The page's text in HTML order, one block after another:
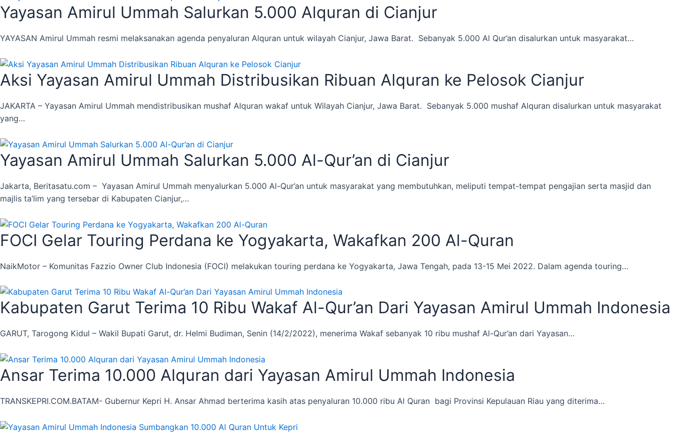
Yayasan Amirul Ummah Salurkan 5.000 Alquran di Cianjur
YAYASAN Amirul Ummah resmi melaksanakan agenda penyaluran Alquran untuk wilayah Cianjur, Jawa Barat. Sebanyak 5.000 Al Qur’an disalurkan untuk masyarakat…
Aksi Yayasan Amirul Ummah Distribusikan Ribuan Alquran ke Pelosok Cianjur
JAKARTA – Yayasan Amirul Ummah mendistribusikan mushaf Alquran wakaf untuk Wilayah Cianjur, Jawa Barat. Sebanyak 5.000 mushaf Alquran disalurkan untuk masyarakat
yang…
Yayasan Amirul Ummah Salurkan 5.000 Al-Qur’an di Cianjur
Jakarta, Beritasatu.com – Yayasan Amirul Ummah menyalurkan 5.000 Al-Qur’an untuk masyarakat yang membutuhkan, meliputi tempat-tempat pengajian serta masjid dan
majlis ta’lim yang tersebar di Kabupaten Cianjur,…
FOCI Gelar Touring Perdana ke Yogyakarta, Wakafkan 200 Al-Quran
NaikMotor – Komunitas Fazzio Owner Club Indonesia (FOCI) melakukan touring perdana ke Yogyakarta, Jawa Tengah, pada 13-15 Mei 2022. Dalam agenda touring…
Kabupaten Garut Terima 10 Ribu Wakaf Al-Qur’an Dari Yayasan Amirul Ummah Indonesia
GARUT, Tarogong Kidul – Wakil Bupati Garut, dr. Helmi Budiman, Senin (14/2/2022), menerima Wakaf sebanyak 10 ribu mushaf Al-Qur’an dari Yayasan…
Ansar Terima 10.000 Alquran dari Yayasan Amirul Ummah Indonesia
TRANSKEPRI.COM.BATAM- Gubernur Kepri H. Ansar Ahmad berterima kasih atas penyaluran 10.000 ribu Al Quran bagi Provinsi Kepulauan Riau yang diterima…